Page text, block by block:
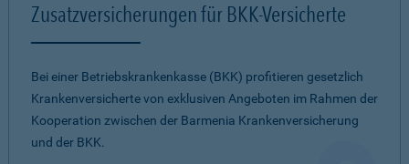
Zusatzversicherungen für BKK-Versicherte
Bei einer Betriebskrankenkasse (BKK) profitieren gesetzlich
Krankenversicherte von exklusiven Angeboten im Rahmen der
Kooperation zwischen der Barmenia Krankenversicherung
und der BKK.